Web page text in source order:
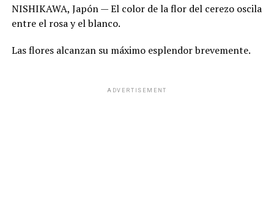
NISHIKAWA, Japón — El color de la flor del cerezo oscila
entre el rosa y el blanco.
Las flores alcanzan su máximo esplendor brevemente.
ADVERTISEMENT